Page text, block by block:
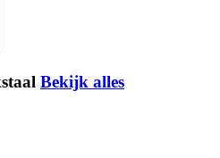
Bekijk alles